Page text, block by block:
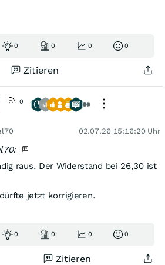
0 0 0 0
Zitieren
0
02.07.26 15:16:20 Uhr
raus. Der Widerstand bei 26,30 ist
jetzt korrigieren.
0 0 0 0
Zitieren